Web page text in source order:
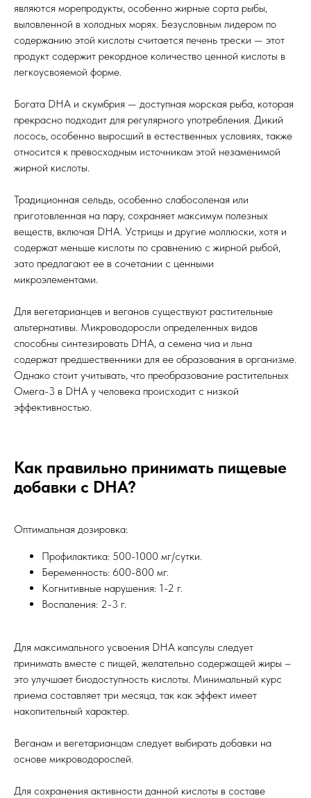
являются морепродукты, особенно жирные сорта рыбы,
выловленной в холодных морях. Безусловным лидером по
содержанию этой кислоты считается печень трески — этот
продукт содержит рекордное количество ценной кислоты в
легкоусвояемой форме.
Богата DHA и скумбрия — доступная морская рыба, которая
прекрасно подходит для регулярного употребления. Дикий
лосось, особенно выросший в естественных условиях, также
относится к превосходным источникам этой незаменимой
жирной кислоты.
Традиционная сельдь, особенно слабосоленая или
приготовленная на пару, сохраняет максимум полезных
веществ, включая DHA. Устрицы и другие моллюски, хотя и
содержат меньше кислоты по сравнению с жирной рыбой,
зато предлагают ее в сочетании с ценными
микроэлементами.
Для вегетарианцев и веганов существуют растительные
альтернативы. Микроводоросли определенных видов
способны синтезировать DHA, а семена чиа и льна
содержат предшественники для ее образования в организме.
Однако стоит учитывать, что преобразование растительных
Омега-3 в DHA у человека происходит с низкой
эффективностью.
Как правильно принимать пищевые
добавки с DHA?
Оптимальная дозировка:
Профилактика: 500-1000 мг/сутки.
Беременность: 600-800 мг.
Когнитивные нарушения: 1-2 г.
Воспаления: 2-3 г.
Для максимального усвоения DHA капсулы следует
принимать вместе с пищей, желательно содержащей жиры –
это улучшает биодоступность кислоты. Минимальный курс
приема составляет три месяца, так как эффект имеет
накопительный характер.
Веганам и вегетарианцам следует выбирать добавки на
основе микроводорослей.
Для сохранения активности данной кислоты в составе